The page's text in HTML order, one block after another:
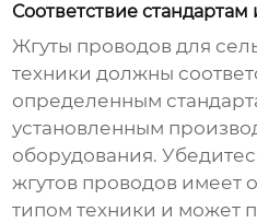
Соответствие
Жгуты проводов для
техники должны
определенным
установленным
оборудования.
жгутов проводов имеет
типом техники и может